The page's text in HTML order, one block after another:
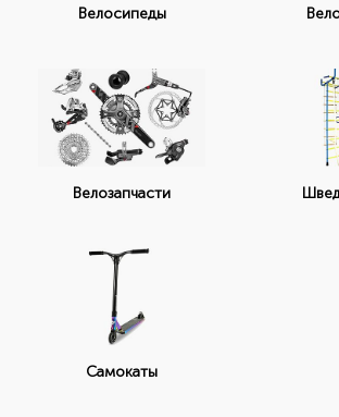
Велосипеды